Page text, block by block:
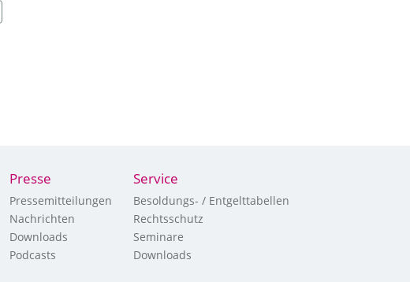
Presse
Pressemitteilungen
Nachrichten
Downloads
Podcasts
Service
Besoldungs- / Entgelttabellen
Rechtsschutz
Seminare
Downloads